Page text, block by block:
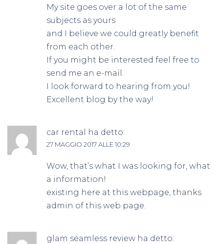
My site goes over a lot of the same
subjects as yours
and I believe we could greatly benefit
from each other.
If you might be interested feel free to
send me an e-mail.
I look forward to hearing from you!
Excellent blog by the way!
car rental ha detto:
27 MAGGIO 2017 ALLE 10:29
Wow, that’s what I was looking for, what
a information!
existing here at this webpage, thanks
admin of this web page.
glam seamless review ha detto: